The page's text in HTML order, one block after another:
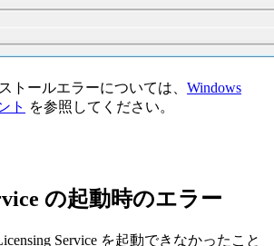
トールエラーについては、 Windows
ト を参照してください。
の起動時のエラー
Service を起動できなかったこと